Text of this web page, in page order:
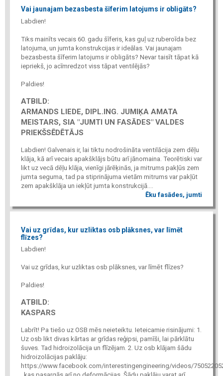
Vai jaunajam bezasbesta šīferim latojums ir obligāts?
Labdien!
Tiks mainīts vecais 60. gadu šīferis, kas guļ uz ruberoīda bez
latojuma, un jumta konstrukcijas ir ideālas. Vai jaunajam
bezasbesta šīferim latojums ir obligāts? Nevar taisīt tāpat kā
iepriekš, jo acīmredzot viss tāpat ventilējās?
Paldies!
ATBILD:
ARMANDS LIEDE, DIPL.ING. JUMIĶA AMATA
MEISTARS, SIA "JUMTI UN FASĀDES" VALDES
PRIEKŠSĒDĒTĀJS
Labdien! Galvenais ir, lai tiktu nodrošināta ventilācija zem dēļu
klāja, kā arī vecais apakšklājs būtu arī jānomaina. Teorētiski var
likt uz vecā dēļu klāja, vienīgi jārēķinās, ja mitrums pakļūs zem
jumta seguma, tad pa stiprinājuma vietām mitrums var pakļūt
zem apakšklāja un iekļūt jumta konstrukcijā....
Ēku fasādes, jumti
Vai uz grīdas, kur uzliktas osb plāksnes, var līmēt
flīzes?
Labdien!
Vai uz grīdas, kur uzliktas osb plāksnes, var līmēt flīzes?
Paldies!
ATBILD:
KASPARS
Labrīt! Pa tiešo uz OSB mēs neieteiktu. Ieteicamie risinājumi: 1.
Uz osb likt divas kārtas ar grīdas reģipsi, pamīši, lai pārklātu
šuves. Tad hidroizolācija un flīzējam. 2. Uz osb klājam šādu
hidroizolācijas paklāju:
https://www.facebook.com/interestingengineering/videos/